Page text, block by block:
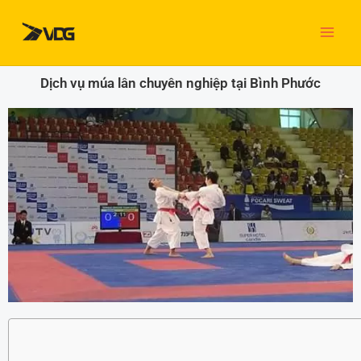
dung
Dịch vụ múa lân chuyên nghiệp tại Bình Phước